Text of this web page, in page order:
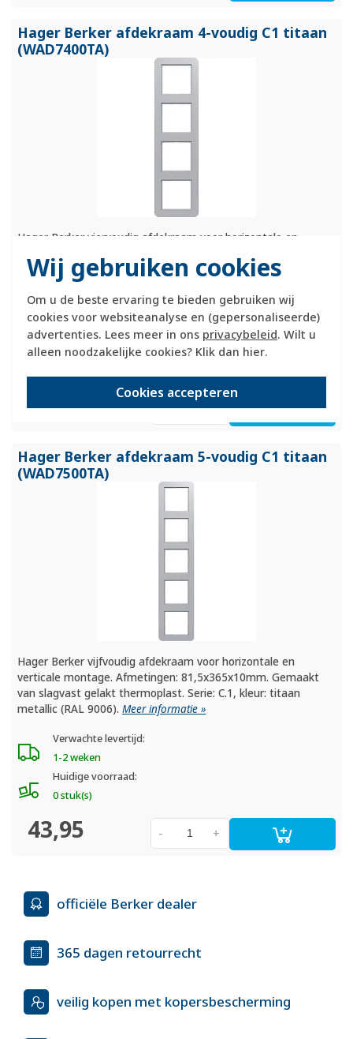
Wij gebruiken cookies
Om u de beste ervaring te bieden gebruiken wij
cookies voor websiteanalyse en (gepersonaliseerde)
advertenties. Lees meer in ons privacybeleid. Wilt u
alleen noodzakelijke cookies? Klik dan hier.
Cookies accepteren
Hager Berker afdekraam 4-voudig C1 titaan
(WAD7400TA)
Hager Berker viervoudig afdekraam voor horizontale en
van slagvast gelakt thermoplast. Serie: C.1, kleur: titaan
metallic (RAL 9006).
Verwachte levertijd:
1-2 weken
Huidige voorraad:
25,95 +
-
Hager Berker afdekraam 5-voudig C1 titaan
(WAD7500TA)
Hager Berker vijfvoudig afdekraam voor horizontale en
verticale montage. Afmetingen: 81,5x365x10mm. Gemaakt
van slagvast gelakt thermoplast. Serie: C.1, kleur: titaan
metallic (RAL 9006).Meer informatie »
Verwachte levertijd:
1-2 weken
Huidige voorraad:
0 stuk(s)
43,95 +
-
officiële Berker dealer
365 dagen retourrecht
veilig kopen met kopersbescherming